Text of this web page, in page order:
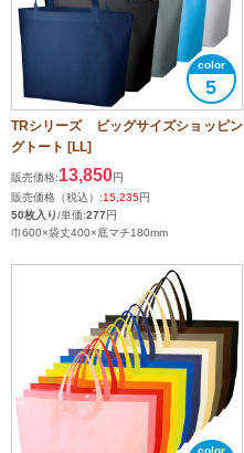
5
TRシリーズ ビッグサイズショッピン
グトート [LL]
販売価格:13,850円
販売価格（税込）:15,235円
50枚入り/単価:277円
巾600×袋丈400×底マチ180mm